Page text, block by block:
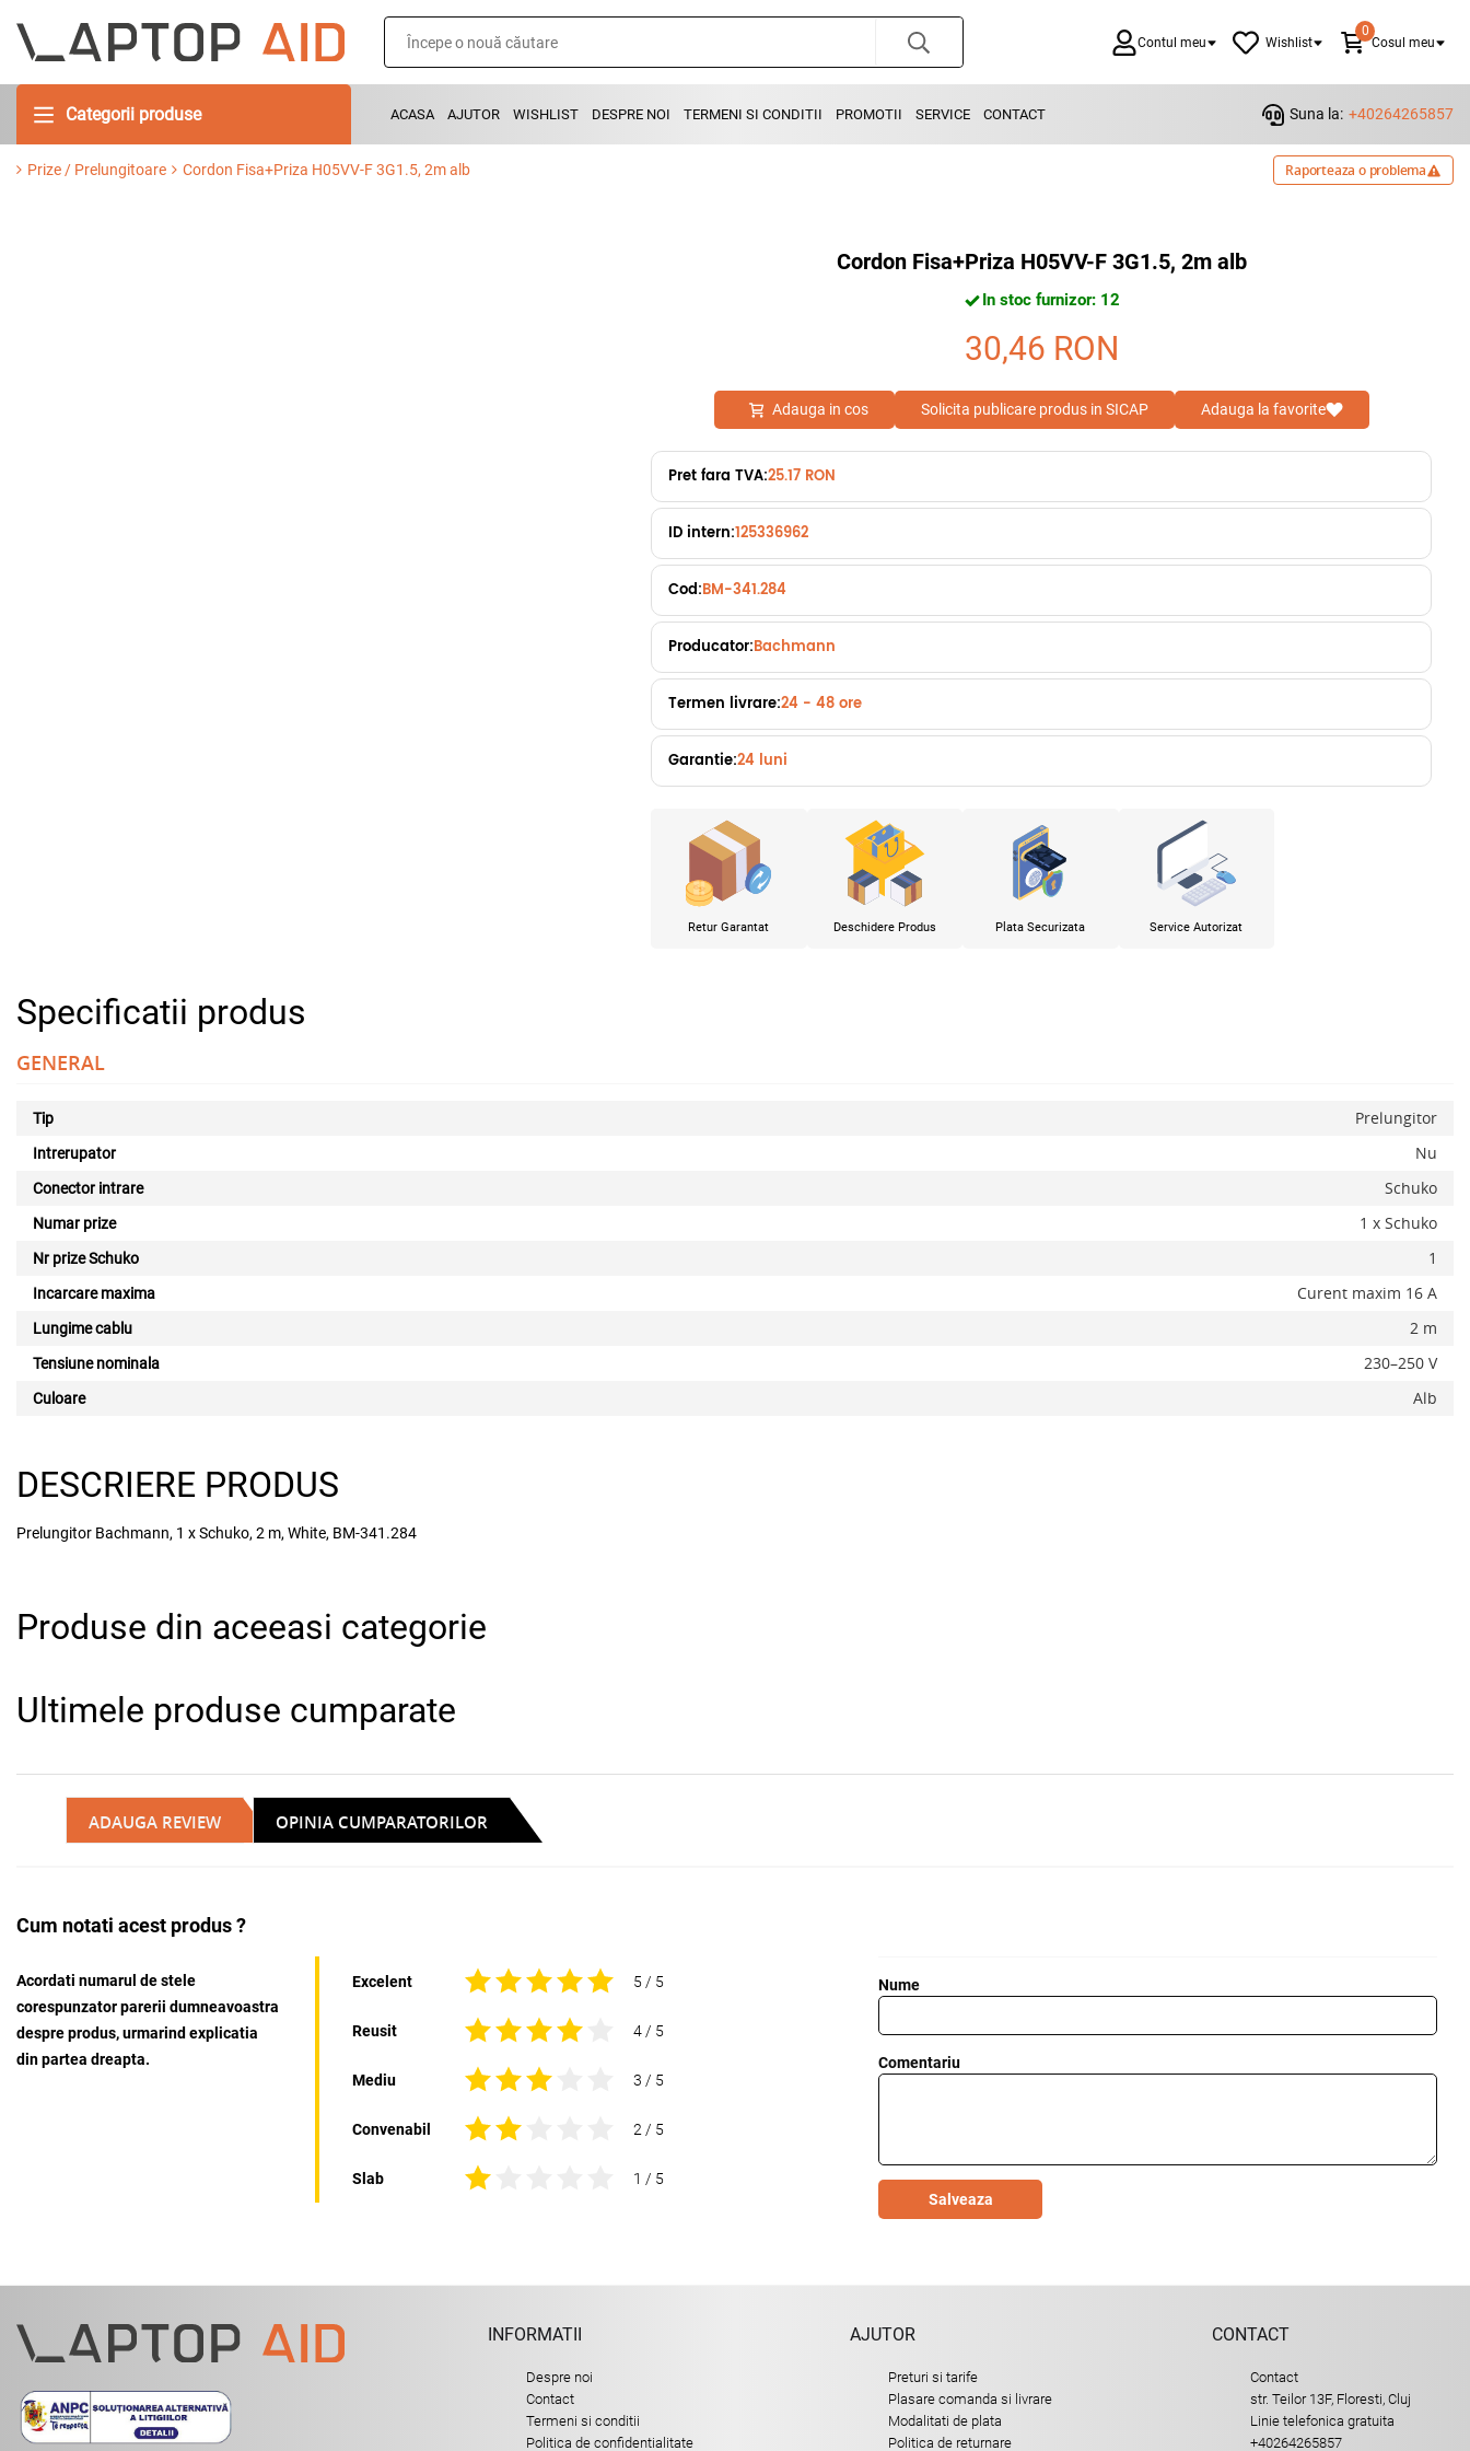
Contul meu Wishlist
0
Cosul meu
Categorii produse ACASA AJUTOR WISHLIST DESPRE NOI TERMENI SI CONDITII PROMOTII SERVICE CONTACT Suna la: +40264265857
Prize / Prelungitoare Cordon Fisa+Priza H05VV-F 3G1.5, 2m alb Raporteaza o problema
Cordon Fisa+Priza H05VV-F 3G1.5, 2m alb
In stoc furnizor: 12
30,46 RON
Adauga in cos Solicita publicare produs in SICAP Adauga la favorite
Pret fara TVA:25.17 RON
ID intern:125336962
Cod:BM-341.284
Producator:Bachmann
Termen livrare:24 - 48 ore
Garantie:24 luni
Retur Garantat Deschidere Produs Plata Securizata Service Autorizat
Specificatii produs
GENERAL
Tip Prelungitor
Intrerupator Nu
Conector intrare Schuko
Numar prize 1 x Schuko
Nr prize Schuko 1
Incarcare maxima Curent maxim 16 A
Lungime cablu 2 m
Tensiune nominala 230–250 V
Culoare Alb
DESCRIERE PRODUS
Prelungitor Bachmann, 1 x Schuko, 2 m, White, BM-341.284
Produse din aceeasi categorie
Ultimele produse cumparate
ADAUGA REVIEW OPINIA CUMPARATORILOR
Cum notati acest produs ?
Acordati numarul de stele
corespunzator parerii dumneavoastra
despre produs, urmarind explicatia
din partea dreapta.
Excelent 5 / 5
Reusit 4 / 5
Mediu 3 / 5
Convenabil 2 / 5
Slab 1 / 5
Nume
Comentariu
Salveaza
ADAUGA IN COS
INFORMATII
Despre noi
Contact
Termeni si conditii
Politica de confidentialitate
AJUTOR
Preturi si tarife
Plasare comanda si livrare
Modalitati de plata
Politica de returnare
CONTACT
Contact
str. Teilor 13F, Floresti, Cluj
Linie telefonica gratuita
+40264265857